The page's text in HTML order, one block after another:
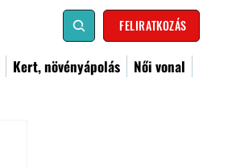
FELIRATKOZÁS
Kert, növényápolás
Női vonal